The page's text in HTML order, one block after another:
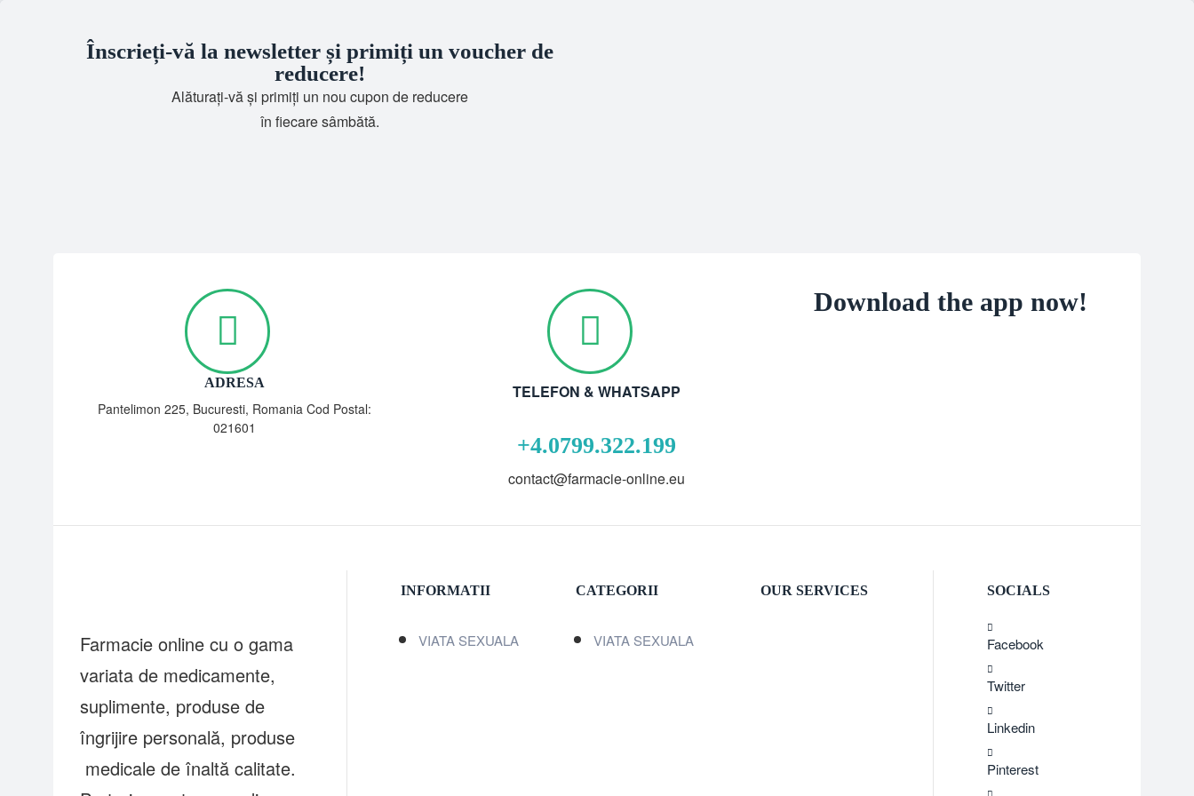
Înscrieți-vă la newsletter și primiți un voucher de
reducere!
Alăturați-vă și primiți un nou cupon de reducere
în fiecare sâmbătă.
ADRESA
Pantelimon 225, Bucuresti, Romania Cod Postal:
021601
TELEFON & WHATSAPP
+4.0799.322.199
contact@farmacie-online.eu
Download the app now!
Farmacie online cu o gama
variata de medicamente,
suplimente, produse de
îngrijire personală, produse
medicale de înaltă calitate.
INFORMATII
VIATA SEXUALA
CATEGORII
VIATA SEXUALA
OUR SERVICES SOCIALS
Facebook
Twitter
Linkedin
Pinterest